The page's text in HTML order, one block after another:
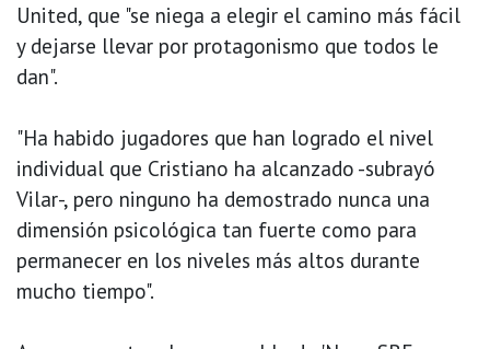
United, que "se niega a elegir el camino más fácil
y dejarse llevar por protagonismo que todos le
dan".
"Ha habido jugadores que han logrado el nivel
individual que Cristiano ha alcanzado -subrayó
Vilar-, pero ninguno ha demostrado nunca una
dimensión psicológica tan fuerte como para
permanecer en los niveles más altos durante
mucho tiempo".